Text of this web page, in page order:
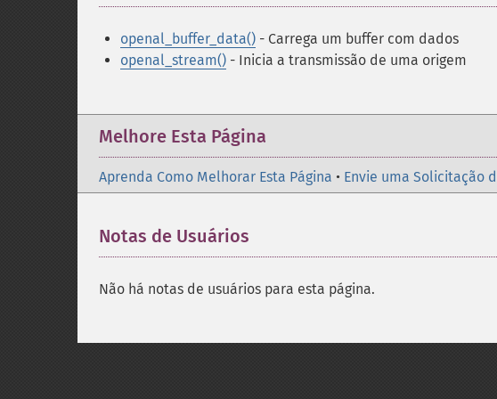
openal_buffer_data() - Carrega um buffer com dados
openal_stream() - Inicia a transmissão de uma origem
Melhore Esta Página
Aprenda Como Melhorar Esta Página • Envie uma Solicitação
Notas de Usuários
Não há notas de usuários para esta página.